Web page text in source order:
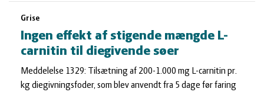
Grise
Ingen effekt af stigende mængde L-
carnitin til diegivende søer
Meddelelse 1329: Tilsætning af 200-1.000 mg L-carnitin pr.
kg diegivningsfoder, som blev anvendt fra 5 dage før faring